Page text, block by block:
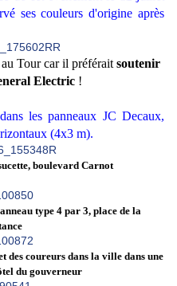
ses couleurs d'origine après
Tour car il préférait soutenir
Electric!
les panneaux JC Decaux,
(4x3 m).
boulevard Carnot
type 4 par 3, place de la
des coureurs dans la ville dans une
du gouverneur